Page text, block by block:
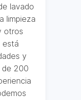
lavado
limpieza
otros
está
y
de 200